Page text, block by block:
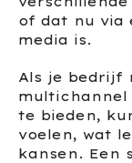
of dat nu via
media is.
Als je bedrijf
multichannel
te bieden,
voelen, wat
kansen. Een